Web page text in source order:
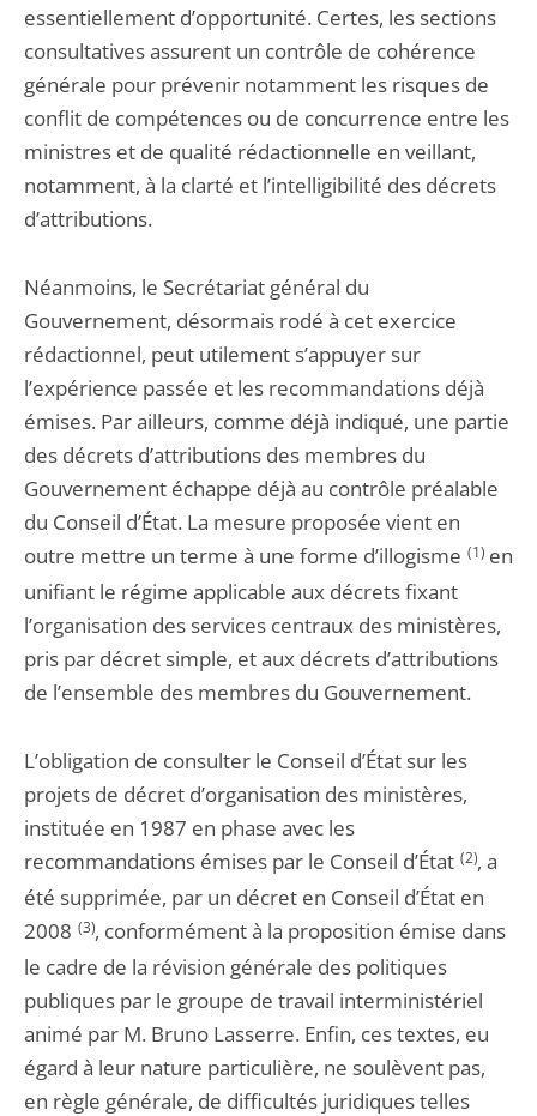
essentiellement d’opportunité. Certes, les sections
consultatives assurent un contrôle de cohérence
générale pour prévenir notamment les risques de
conflit de compétences ou de concurrence entre les
ministres et de qualité rédactionnelle en veillant,
notamment, à la clarté et l’intelligibilité des décrets
d’attributions.
Néanmoins, le Secrétariat général du
Gouvernement, désormais rodé à cet exercice
rédactionnel, peut utilement s’appuyer sur
l’expérience passée et les recommandations déjà
émises. Par ailleurs, comme déjà indiqué, une partie
des décrets d’attributions des membres du
Gouvernement échappe déjà au contrôle préalable
du Conseil d’État. La mesure proposée vient en
outre mettre un terme à une forme d’illogisme (1) en
unifiant le régime applicable aux décrets fixant
l’organisation des services centraux des ministères,
pris par décret simple, et aux décrets d’attributions
de l’ensemble des membres du Gouvernement.
L’obligation de consulter le Conseil d’État sur les
projets de décret d’organisation des ministères,
instituée en 1987 en phase avec les
recommandations émises par le Conseil d’État (2), a
été supprimée, par un décret en Conseil d’État en
2008 (3), conformément à la proposition émise dans
le cadre de la révision générale des politiques
publiques par le groupe de travail interministériel
animé par M. Bruno Lasserre. Enfin, ces textes, eu
égard à leur nature particulière, ne soulèvent pas,
en règle générale, de difficultés juridiques telles